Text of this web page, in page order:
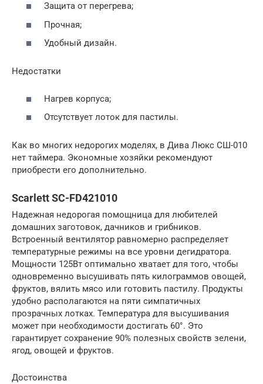
Защита от перегрева;
Прочная;
Удобный дизайн.
Недостатки
Нагрев корпуса;
Отсутствует лоток для пастилы.
Как во многих недорогих моделях, в Дива Люкс СШ-010
нет таймера. Экономные хозяйки рекомендуют
приобрести его дополнительно.
Scarlett SC-FD421010
Надежная недорогая помощница для любителей
домашних заготовок, дачников и грибников.
Встроенный вентилятор равномерно распределяет
температурные режимы на все уровни дегидратора.
Мощности 125Вт оптимально хватает для того, чтобы
одновременно высушивать пять килограммов овощей,
фруктов, вялить мясо или готовить пастилу. Продукты
удобно располагаются на пяти симпатичных
прозрачных лотках. Температура для высушивания
может при необходимости достигать 60°. Это
гарантирует сохранение 90% полезных свойств зелени,
ягод, овощей и фруктов.
Достоинства